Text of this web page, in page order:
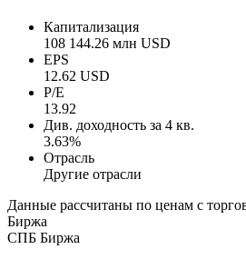
Капитализация
108 144.26 млн USD
EPS
12.62 USD
P/E
13.92
Див. доходность за 4 кв.
3.63%
Отрасль
Другие отрасли
Данные рассчитаны по ценам с
Биржа
СПБ Биржа